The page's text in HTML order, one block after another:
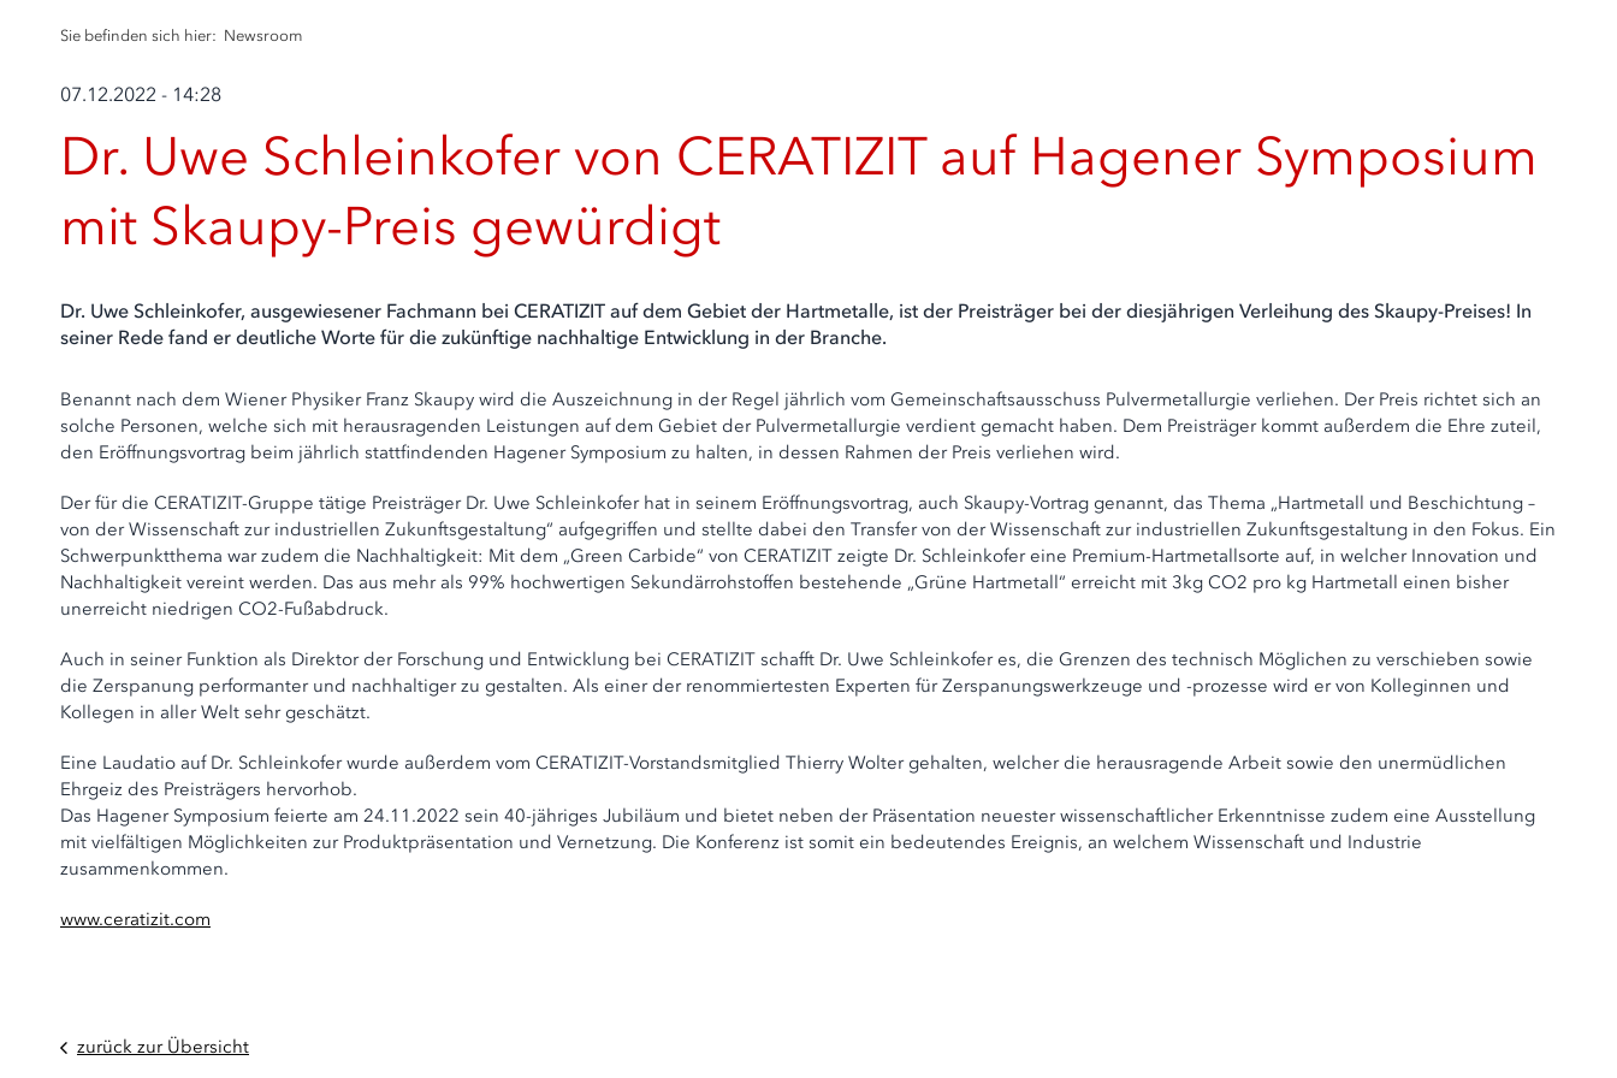
Sie befinden sich hier: Newsroom
07.12.2022 - 14:28
Dr. Uwe Schleinkofer von CERATIZIT auf Hagener Symposium
mit Skaupy-Preis gewürdigt
Dr. Uwe Schleinkofer, ausgewiesener Fachmann bei CERATIZIT auf dem Gebiet der Hartmetalle, ist der Preisträger bei der diesjährigen Verleihung des Skaupy-Preises! In
seiner Rede fand er deutliche Worte für die zukünftige nachhaltige Entwicklung in der Branche.
Benannt nach dem Wiener Physiker Franz Skaupy wird die Auszeichnung in der Regel jährlich vom Gemeinschaftsausschuss Pulvermetallurgie verliehen. Der Preis richtet sich an
solche Personen, welche sich mit herausragenden Leistungen auf dem Gebiet der Pulvermetallurgie verdient gemacht haben. Dem Preisträger kommt außerdem die Ehre zuteil,
den Eröffnungsvortrag beim jährlich stattfindenden Hagener Symposium zu halten, in dessen Rahmen der Preis verliehen wird.
Der für die CERATIZIT-Gruppe tätige Preisträger Dr. Uwe Schleinkofer hat in seinem Eröffnungsvortrag, auch Skaupy-Vortrag genannt, das Thema „Hartmetall und Beschichtung –
von der Wissenschaft zur industriellen Zukunftsgestaltung“ aufgegriffen und stellte dabei den Transfer von der Wissenschaft zur industriellen Zukunftsgestaltung in den Fokus. Ein
Schwerpunktthema war zudem die Nachhaltigkeit: Mit dem „Green Carbide“ von CERATIZIT zeigte Dr. Schleinkofer eine Premium-Hartmetallsorte auf, in welcher Innovation und
Nachhaltigkeit vereint werden. Das aus mehr als 99% hochwertigen Sekundärrohstoffen bestehende „Grüne Hartmetall“ erreicht mit 3kg CO2 pro kg Hartmetall einen bisher
unerreicht niedrigen CO2-Fußabdruck.
Auch in seiner Funktion als Direktor der Forschung und Entwicklung bei CERATIZIT schafft Dr. Uwe Schleinkofer es, die Grenzen des technisch Möglichen zu verschieben sowie
die Zerspanung performanter und nachhaltiger zu gestalten. Als einer der renommiertesten Experten für Zerspanungswerkzeuge und -prozesse wird er von Kolleginnen und
Kollegen in aller Welt sehr geschätzt.
Eine Laudatio auf Dr. Schleinkofer wurde außerdem vom CERATIZIT-Vorstandsmitglied Thierry Wolter gehalten, welcher die herausragende Arbeit sowie den unermüdlichen
Ehrgeiz des Preisträgers hervorhob.
Das Hagener Symposium feierte am 24.11.2022 sein 40-jähriges Jubiläum und bietet neben der Präsentation neuester wissenschaftlicher Erkenntnisse zudem eine Ausstellung
mit vielfältigen Möglichkeiten zur Produktpräsentation und Vernetzung. Die Konferenz ist somit ein bedeutendes Ereignis, an welchem Wissenschaft und Industrie
zusammenkommen.
www.ceratizit.com
zurück zur Übersicht